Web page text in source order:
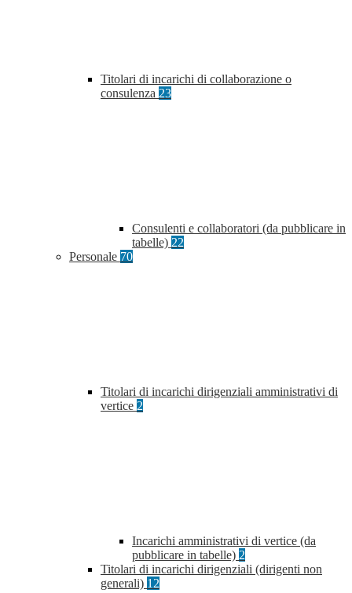
Titolari di incarichi di collaborazione o
consulenza 23
Consulenti e collaboratori (da pubblicare in
tabelle) 22
Personale 70
Titolari di incarichi dirigenziali amministrativi di
vertice 2
Incarichi amministrativi di vertice (da
pubblicare in tabelle) 2
Titolari di incarichi dirigenziali (dirigenti non
generali) 12